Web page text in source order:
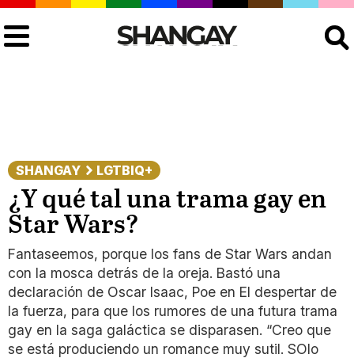
SHANGAY LGTBIQ+
¿Y qué tal una trama gay en
Star Wars?
Fantaseemos, porque los fans de Star Wars andan
con la mosca detrás de la oreja. Bastó una
declaración de Oscar Isaac, Poe en El despertar de
la fuerza, para que los rumores de una futura trama
gay en la saga galáctica se disparasen. “Creo que
se está produciendo un romance muy sutil. SOlo